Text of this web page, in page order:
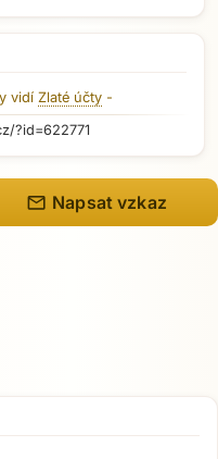
vidí Zlaté účty -
?id=622771
mail Napsat vzkaz